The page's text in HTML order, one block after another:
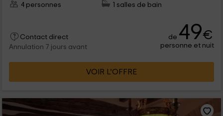
4 personnes
1 salles de bain
Contact direct
Annulation 7 jours avant
de 49€
personne et nuit
VOIR L’OFFRE